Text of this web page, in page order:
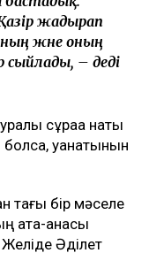
айында араласа
Жұрттың
құрбысы болған
істегенімен,
шыққан.
емес. Біз
бастадық.
жадырап